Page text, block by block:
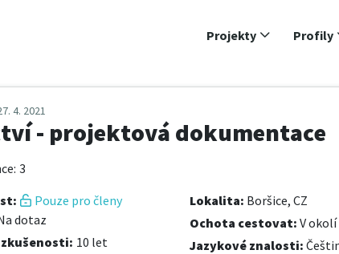
Projekty Profily
4. 2021
- projektová dokumentace
: 3
:
Pouze pro členy
dotaz
: 10 let
Lokalita: Boršice, CZ
Ochota cestovat: V
Jazykové znalosti: